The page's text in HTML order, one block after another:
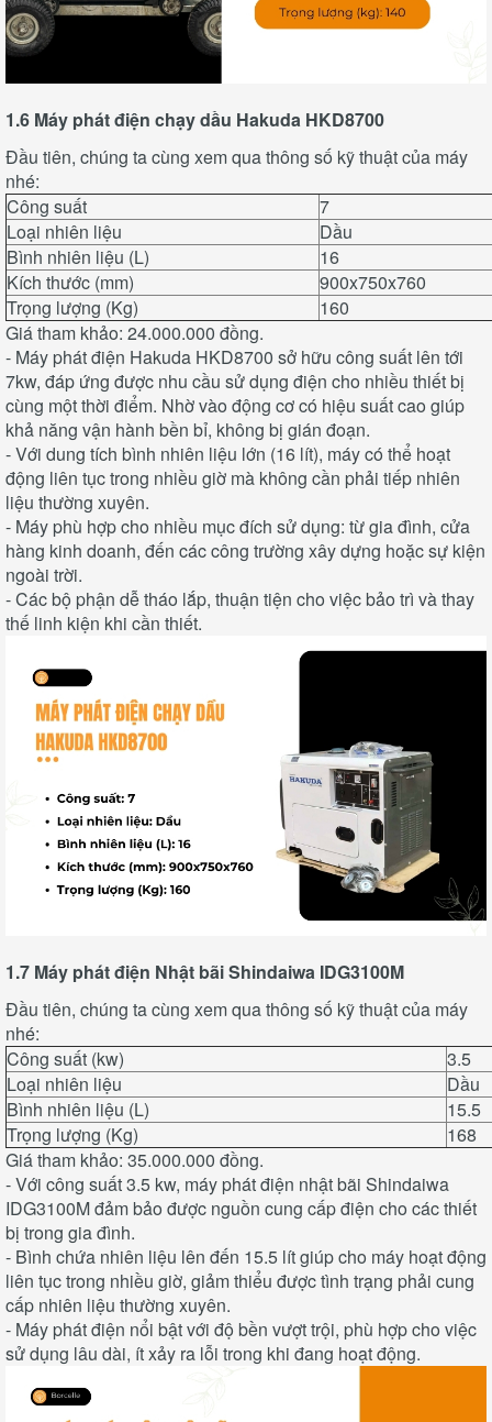
1.6 Máy phát điện chạy dầu Hakuda HKD8700
Đầu tiên, chúng ta cùng xem qua thông số kỹ thuật của máy
nhé:
Công suất
7
Loại nhiên liệu
Dầu
Bình nhiên liệu (L)
16
Kích thước (mm)
900x750x760
Trọng lượng (Kg)
160
Giá tham khảo: 24.000.000 đồng.
- Máy phát điện Hakuda HKD8700 sở hữu công suất lên tới
7kw, đáp ứng được nhu cầu sử dụng điện cho nhiều thiết bị
cùng một thời điểm. Nhờ vào động cơ có hiệu suất cao giúp
khả năng vận hành bền bỉ, không bị gián đoạn.
- Với dung tích bình nhiên liệu lớn (16 lít), máy có thể hoạt
động liên tục trong nhiều giờ mà không cần phải tiếp nhiên
liệu thường xuyên.
- Máy phù hợp cho nhiều mục đích sử dụng: từ gia đình, cửa
hàng kinh doanh, đến các công trường xây dựng hoặc sự kiện
ngoài trời.
- Các bộ phận dễ tháo lắp, thuận tiện cho việc bảo trì và thay
thế linh kiện khi cần thiết.
1.7 Máy phát điện Nhật bãi Shindaiwa IDG3100M
Đầu tiên, chúng ta cùng xem qua thông số kỹ thuật của máy
nhé:
Công suất (kw)
3.5
Loại nhiên liệu
Dầu
Bình nhiên liệu (L)
15.5
Trọng lượng (Kg)
168
Giá tham khảo: 35.000.000 đồng.
- Với công suất 3.5 kw, máy phát điện nhật bãi Shindaiwa
IDG3100M đảm bảo được nguồn cung cấp điện cho các thiết
bị trong gia đình.
- Bình chứa nhiên liệu lên đến 15.5 lít giúp cho máy hoạt động
liên tục trong nhiều giờ, giảm thiểu được tình trạng phải cung
cấp nhiên liệu thường xuyên.
- Máy phát điện nổi bật với độ bền vượt trội, phù hợp cho việc
sử dụng lâu dài, ít xảy ra lỗi trong khi đang hoạt động.